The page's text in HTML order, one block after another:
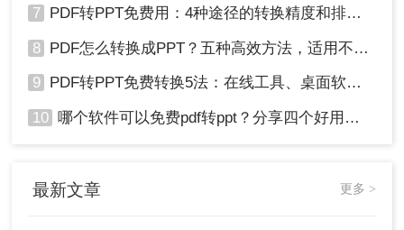
将现有PDF内容快速转换为PPT的情况。
特殊字体，需要手动调整布局和格式。
推荐工具： Microsoft PowerPoint（需安装Office
套件）
7 PDF转PPT免费用：4种途径的转换精度和排版保留能力对比！
8 PDF怎么转换成PPT？五种高效方法，适用不同场景全解析！
9 PDF转PPT免费转换5法：在线工具、桌面软件和PPT插件的优劣！
10 哪个软件可以免费pdf转ppt？分享四个好用的转换工具！
最新文章 更多 >